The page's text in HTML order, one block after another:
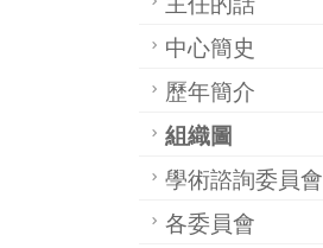
中心簡史
歷年簡介
組織圖
學術諮詢委員會
各委員會